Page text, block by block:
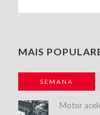
MAIS
SEMANA
Motor